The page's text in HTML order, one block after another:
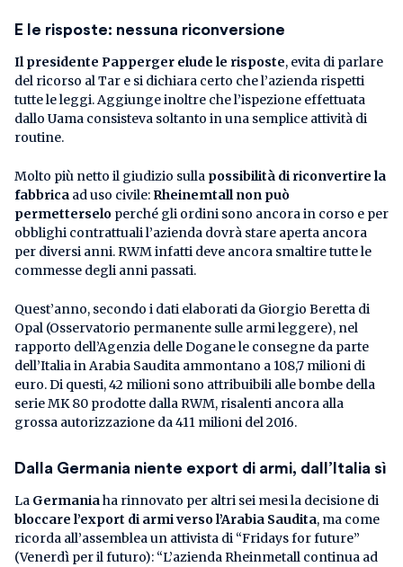
E le risposte: nessuna riconversione
Il presidente Papperger elude le risposte, evita di parlare
del ricorso al Tar e si dichiara certo che l’azienda rispetti
tutte le leggi. Aggiunge inoltre che l’ispezione effettuata
dallo Uama consisteva soltanto in una semplice attività di
routine.
Molto più netto il giudizio sulla possibilità di riconvertire la
fabbrica ad uso civile: Rheinemtall non può
permetterselo perché gli ordini sono ancora in corso e per
obblighi contrattuali l’azienda dovrà stare aperta ancora
per diversi anni. RWM infatti deve ancora smaltire tutte le
commesse degli anni passati.
Quest’anno, secondo i dati elaborati da Giorgio Beretta di
Opal (Osservatorio permanente sulle armi leggere), nel
rapporto dell’Agenzia delle Dogane le consegne da parte
dell’Italia in Arabia Saudita ammontano a 108,7 milioni di
euro. Di questi, 42 milioni sono attribuibili alle bombe della
serie MK 80 prodotte dalla RWM, risalenti ancora alla
grossa autorizzazione da 411 milioni del 2016.
Dalla Germania niente export di armi, dall’Italia sì
La Germaniaha rinnovato per altri sei mesi la decisione di
bloccare l’export di armi verso l’Arabia Saudita, ma come
ricorda all’assemblea un attivista di “Fridays for future”
(Venerdì per il futuro): “L’azienda Rheinmetall continua ad